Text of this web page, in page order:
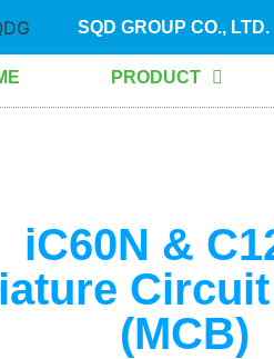
SQD GROUP CO., LTD.
PRODUCT
iC60N &
(MCB)